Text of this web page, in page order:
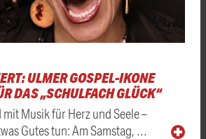
ULMER GOSPEL-IKONE
DAS „SCHULFACH GLÜCK“
Musik für Herz und Seele –
Gutes tun: Am Samstag, …